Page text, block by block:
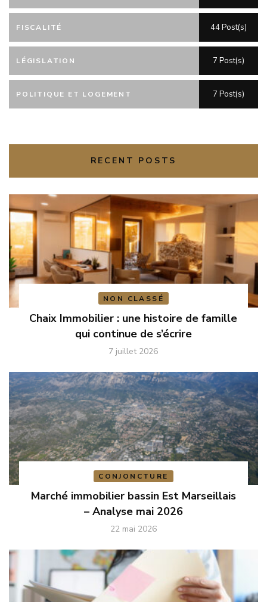
FISCALITÉ 44 Post(s)
LÉGISLATION 7 Post(s)
POLITIQUE ET LOGEMENT 7 Post(s)
RECENT POSTS
NON CLASSÉ
Chaix Immobilier : une histoire de famille
qui continue de s’écrire
7 juillet 2026
CONJONCTURE
Marché immobilier bassin Est Marseillais
– Analyse mai 2026
22 mai 2026